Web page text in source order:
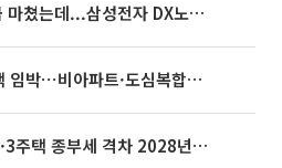
3445억 자사주 지급 마쳤는데...삼성전자 DX노조, 뒤늦은 '떼쓰기 집회'
영끌 '주택공급' 대책 임박⋯비아파트·도심복합까지 총동원
종부세 개편에도…1·3주택 종부세 격차 2028년부터 확대